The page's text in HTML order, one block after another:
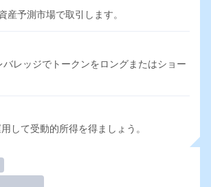
産予測市場で取引します。
レッジでトークンをロングまたはショー
して受動的所得を得ましょう。